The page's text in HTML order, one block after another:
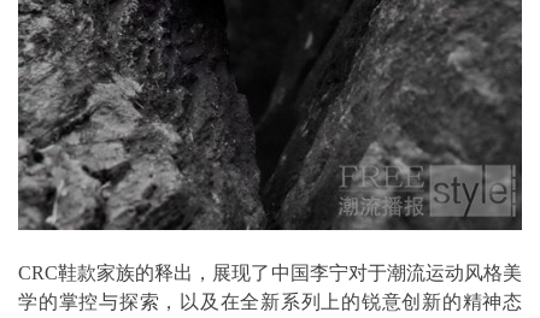
CRC鞋款家族的释出，展现了中国李宁对于潮流运动风格美
学的掌控与探索，以及在全新系列上的锐意创新的精神态